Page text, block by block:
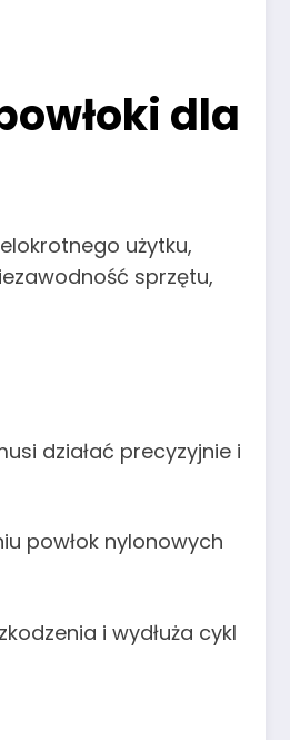
dla
użytku,
sprzętu,
działać precyzyjnie i
powłok nylonowych
i wydłuża cykl